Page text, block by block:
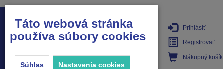
PRODUKTY
Prihlásiť
Registrovať
Nákupný košík
Táto webová stránka
používa súbory cookies
Súhlas Nastavenia cookies